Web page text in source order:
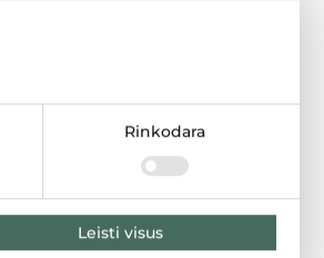
Rinkodara
Leisti visus